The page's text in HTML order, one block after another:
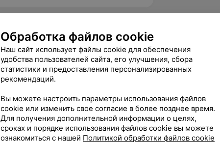
Буцель
Стаж 51 год •Высшая категория•Кандидат
медицинских наук • Доцент
Лор
Нет информации о месте работы
Лор
Обработка файлов cookie
Наш сайт использует файлы cookie для обеспечения
удобства пользователей сайта, его улучшения, сбора
статистики и предоставления персонализированных
рекомендаций.
Вы можете настроить параметры использования файлов
cookie или изменить свое согласие в более позднее время.
Для получения дополнительной информации о целях,
сроках и порядке использования файлов cookie вы можете
ознакомиться с нашей Политикой обработки файлов cookie